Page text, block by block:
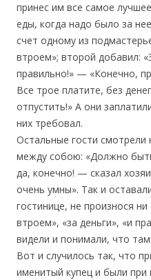
принес им все самое
еды, когда надо было за
счет одному из
втроем»; второй добавил:
правильно!» — «Конечно,
Все трое платите, без
отпустить!» А они
них требовал.
Остальные гости смотрели
между собою: «Должно
да, конечно! — сказал
очень умны». Так и
гостинице, не произнося
втроем», «за деньги», «и
видели и понимали, что
Вот и случилось так, что
именитый купец и были